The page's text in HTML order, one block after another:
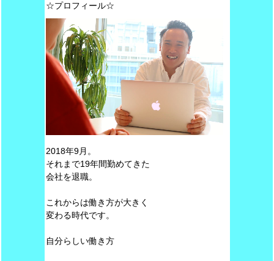
☆プロフィール☆
2018年9月。
それまで19年間勤めてきた
会社を退職。
これからは働き方が大きく
変わる時代です。
自分らしい働き方